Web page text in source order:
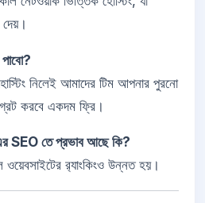
নিলেই আমাদের টিম আপনার পুরনো
করবে একদম ফ্রি।
তে প্রভাব আছে কি?
র‍্যাংকিংও উন্নত হয়।